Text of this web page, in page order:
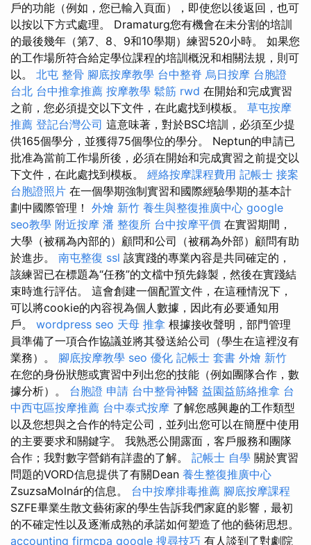
戶的功能（例如，您已輸入頁面），即使您以後返回，也可
以按以下方式處理。 Dramaturg您有機會在未分割的培訓
的最後幾年（第7、8、9和10學期）練習520小時。 如果您
的工作場所符合給定學位課程的培訓概況和相關法規，則可
以。 北屯 整骨 腳底按摩教學 台中整脊 烏日按摩 台胞證
台北 台中推拿推薦 按摩教學 鬆筋 rwd 在開始和完成實習
之前，您必須提交以下文件，在此處找到模板。 草屯按摩
推薦 登記台灣公司 這意味著，對於BSC培訓，必須至少提
供165個學分，並獲得75個學位的學分。 Neptun的申請已
批准為當前工作場所後，必須在開始和完成實習之前提交以
下文件，在此處找到模板。 經絡按摩課程費用 記帳士 接案
台胞證照片 在一個學期強制實習和國際經驗學期的基本計
劃中國際管理！ 外燴 新竹 養生與整復推廣中心 google
seo教學 附近按摩 潘 整復所 台中按摩平價 在實習期間，
大學（被稱為內部的）顧問和公司（被稱為外部）顧問有助
於進步。 南屯整復 ssl 該實踐的專業內容是共同確定的，
該練習已在標題為“任務”的文檔中預先錄製，然後在實踐結
束時進行評估。 這會創建一個配置文件，在這種情況下，
可以將cookie的內容視為個人數據，因此有必要通知用
戶。 wordpress seo 天母 推拿 根據接收聲明，部門管理
員準備了一項合作協議並將其發送給公司（學生在這裡沒有
業務）。 腳底按摩教學 seo 優化 記帳士 套書 外燴 新竹
在您的身份狀態或實習中列出您的技能（例如團隊合作，數
據分析）。 台胞證 申請 台中整骨神醫 益園益筋絡推拿 台
中西屯區按摩推薦 台中泰式按摩 了解您感興趣的工作類型
以及您想與之合作的特定公司，並列出您可以在簡歷中使用
的主要要求和關鍵字。 我熟悉公開露面，客戶服務和團隊
合作；我對數字營銷有詳盡的了解。 記帳士 自學 關於實習
問題的VORD信息提供了有關Dean 養生整復推廣中心
ZsuzsaMolnár的信息。 台中按摩排毒推薦 腳底按摩課程
SZFE畢業生散文藝術家的學生告訴我們家庭的影響，最初
的不確定性以及逐漸成熟的承諾如何塑造了他的藝術思想。
accounting firmcpa google 搜尋技巧 有人談到了對劇院